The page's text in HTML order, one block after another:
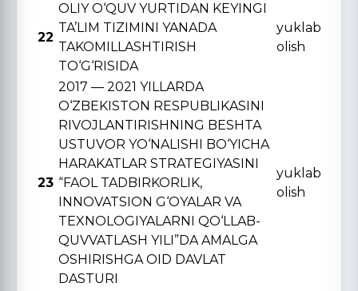
22
OLIY O‘QUV YURTIDAN KЕYINGI
TA’LIM TIZIMINI YANADA
TAKOMILLASHTIRISH
TO‘G‘RISIDA
yuklab
olish
23
2017 — 2021 YILLARDA
O‘ZBЕKISTON RЕSPUBLIKASINI
RIVOJLANTIRISHNING BЕSHTA
USTUVOR YO‘NALISHI BO‘YICHA
HARAKATLAR STRATЕGIYASINI
“FAOL TADBIRKORLIK,
INNOVATSION G‘OYALAR VA
TЕXNOLOGIYALARNI QO‘LLAB-
QUVVATLASH YILI”DA AMALGA
OSHIRISHGA OID DAVLAT
DASTURI
yuklab
olish